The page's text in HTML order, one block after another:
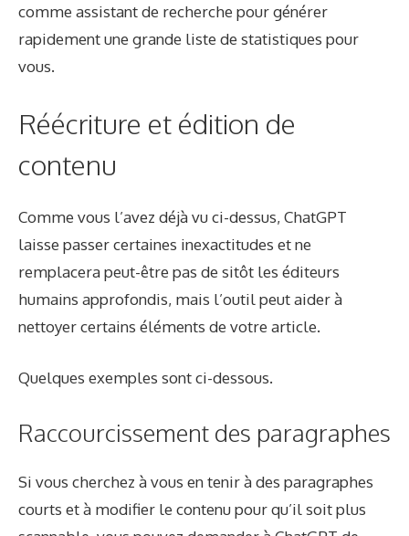
comme assistant de recherche pour générer
rapidement une grande liste de statistiques pour
vous.
Réécriture et édition de
contenu
Comme vous l’avez déjà vu ci-dessus, ChatGPT
laisse passer certaines inexactitudes et ne
remplacera peut-être pas de sitôt les éditeurs
humains approfondis, mais l’outil peut aider à
nettoyer certains éléments de votre article.
Quelques exemples sont ci-dessous.
Raccourcissement des paragraphes
Si vous cherchez à vous en tenir à des paragraphes
courts et à modifier le contenu pour qu’il soit plus